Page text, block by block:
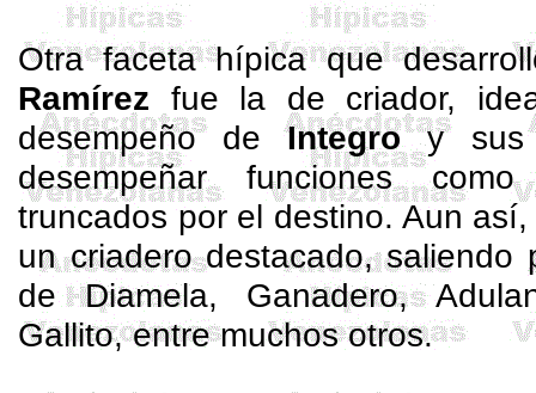
Otra faceta hípica que
Ramírez fue la de criador,
desempeño deIntegroy sus
desempeñar funciones
truncados por el destino. Aun
un criadero destacado, saliendo
de Diamela, Ganadero,
Gallito, entre muchos otros.